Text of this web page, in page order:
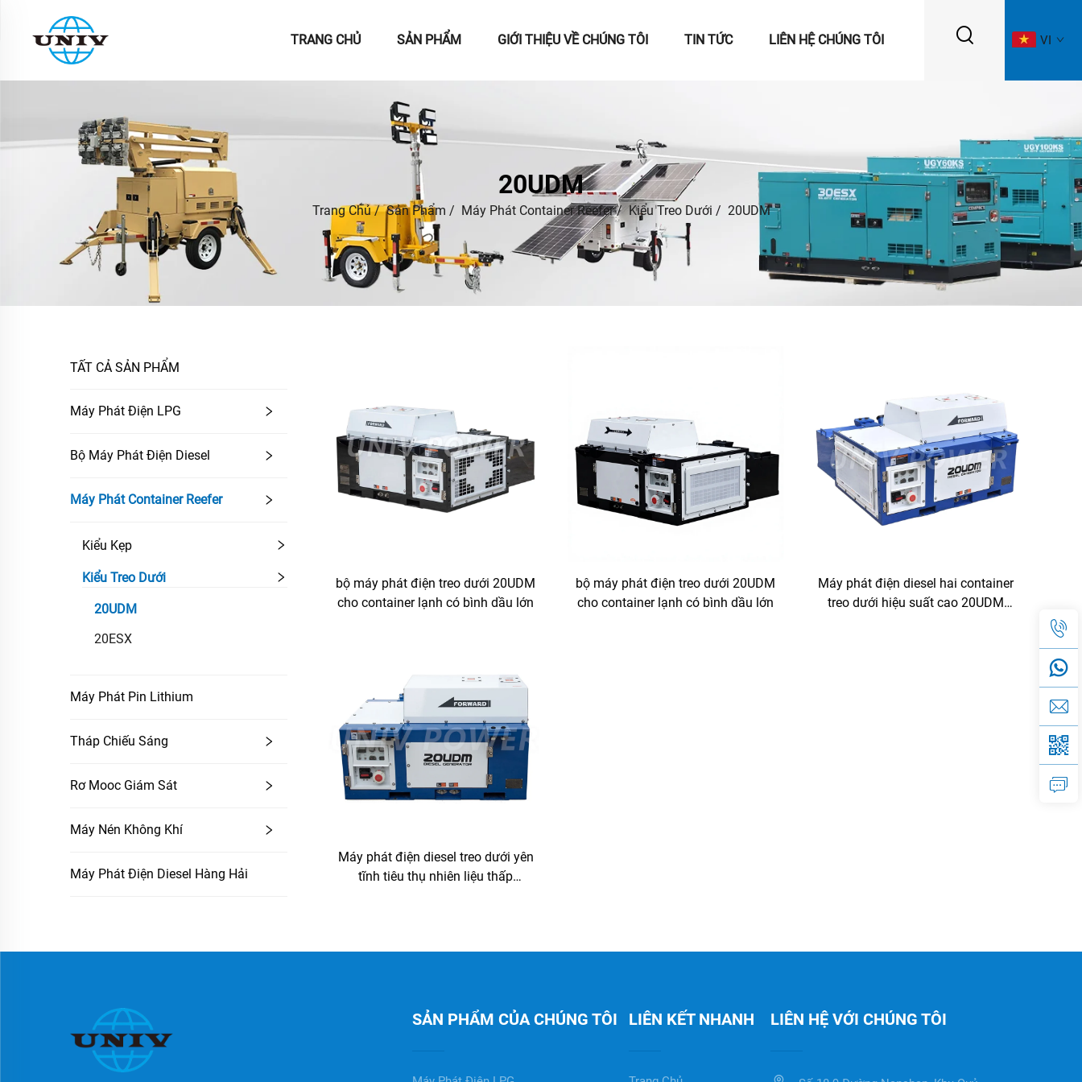
TRANG CHỦ SẢN PHẨM GIỚI THIỆU VỀ CHÚNG TÔI TIN TỨC LIÊN HỆ CHÚNG TÔI VI
20UDM
Trang Chủ/Sản Phẩm / Máy Phát Container Reefer/Kiểu Treo Dưới / 20UDM
TẤT CẢ SẢN PHẨM
Máy Phát Điện LPG
Bộ Máy Phát Điện Diesel
Máy Phát Container Reefer
Kiểu Kẹp
Kiểu Treo Dưới
20UDM
20ESX
Máy Phát Pin Lithium
Tháp Chiếu Sáng
Rơ Mooc Giám Sát
Máy Nén Không Khí
Máy Phát Điện Diesel Hàng Hải
bộ máy phát điện treo dưới 20UDM
cho container lạnh có bình dầu lớn
bộ máy phát điện treo dưới 20UDM
cho container lạnh có bình dầu lớn
Máy phát điện diesel hai container
treo dưới hiệu suất cao 20UDM
Máy phát điện diesel treo dưới yên
tĩnh tiêu thụ nhiên liệu thấp
SẢN PHẨM CỦA CHÚNG TÔI LIÊN KẾT NHANH LIÊN HỆ VỚI CHÚNG TÔI